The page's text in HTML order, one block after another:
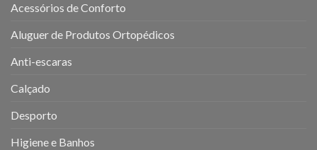
Acessórios de Conforto
Aluguer de Produtos Ortopédicos
Anti-escaras
Calçado
Desporto
Higiene e Banhos